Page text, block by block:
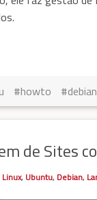
howto debian
de Sites
Linux, Ubuntu, Debian,